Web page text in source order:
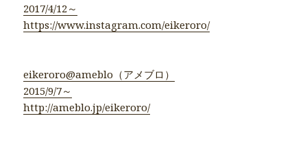
2017/4/12～
https://www.instagram.com/eikeroro/
eikeroro@ameblo（アメブロ）
2015/9/7～
http://ameblo.jp/eikeroro/